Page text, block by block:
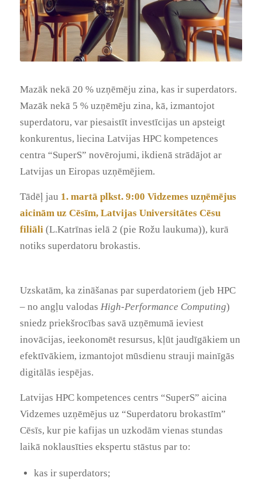
Mazāk nekā 20 % uzņēmēju zina, kas ir superdators.
Mazāk nekā 5 % uzņēmēju zina, kā, izmantojot
superdatoru, var piesaistīt investīcijas un apsteigt
konkurentus, liecina Latvijas HPC kompetences
centra “SuperS” novērojumi, ikdienā strādājot ar
Latvijas un Eiropas uzņēmējiem.
Tādēļ jau 1. martā plkst. 9:00 Vidzemes uzņēmējus
aicinām uz Cēsīm, Latvijas Universitātes Cēsu
filiāli (L.Katrīnas ielā 2 (pie Rožu laukuma)), kurā
notiks superdatoru brokastis.
Uzskatām, ka zināšanas par superdatoriem (jeb HPC
– no angļu valodas High-Performance Computing)
sniedz priekšrocības savā uzņēmumā ieviest
inovācijas, ieekonomēt resursus, kļūt jaudīgākiem un
efektīvākiem, izmantojot mūsdienu strauji mainīgās
digitālās iespējas.
Latvijas HPC kompetences centrs “SuperS” aicina
Vidzemes uzņēmējus uz “Superdatoru brokastīm”
Cēsīs, kur pie kafijas un uzkodām vienas stundas
laikā noklausīties ekspertu stāstus par to:
kas ir superdators;